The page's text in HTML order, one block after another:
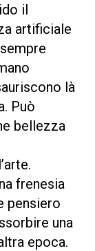
il
artificiale
là
Può
bellezza
frenesia
pensiero
una
epoca.